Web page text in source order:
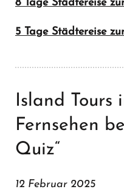
8 Tage Städtereise
5 Tage Städtereise
Island Tours
Fernsehen
Quiz“
12 Februar 2025